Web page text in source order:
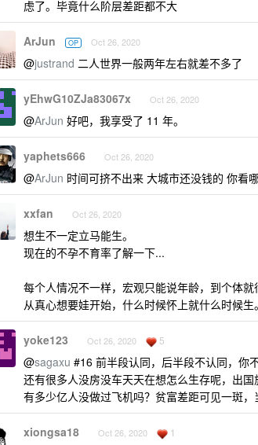
虑了。毕竟什么阶层差距都不大
ArJun OP Oct 26, 2020
@justrand 二人世界一般两年左右就差不多了
yEhwG10ZJa83067x Oct 26, 2020
@ArJun 好吧，我享受了 11 年。
yaphets666 Oct 26, 2020
@ArJun 时间可挤不出来 大城市还没钱的 你看
xxfan Oct 26, 2020
想生不一定立马能生。
现在的不孕不育率了解一下...
每个人情况不一样，宏观只能说年龄，到个体就
从真心想要娃开始，什么时候怀上就什么时候生。
yoke123 Oct 26, 2020 5
@sagaxu #16 前半段认同，后半段不认同，你
还有很多人没房没车天天在想怎么生存呢，出
有多少亿人没做过飞机吗？贫富差距可见一斑，
xiongsa18 Oct 26, 2020 1